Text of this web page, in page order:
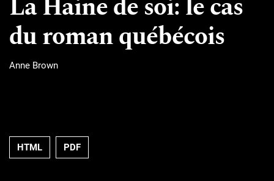
La Haine de soi: le cas
du roman québécois
Anne Brown
HTML PDF